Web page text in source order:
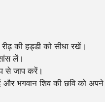
की हड्डी को सीधा रखें।
लें।
से जाप करें।
और भगवान शिव की छवि को अपने